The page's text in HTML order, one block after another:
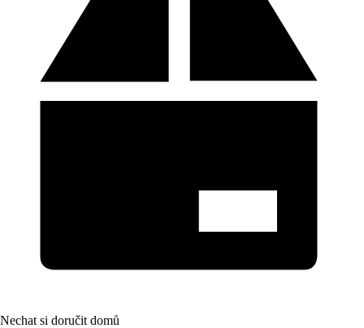
Nechat si doručit domů